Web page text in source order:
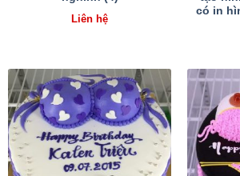
Liên hệ
có in